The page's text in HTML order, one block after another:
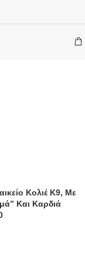
Κολιέ Κ9, Με
Και Καρδιά